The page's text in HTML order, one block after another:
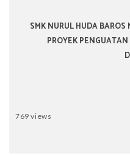
SMK NURUL HUDA BAROS
PROYEK
769 views